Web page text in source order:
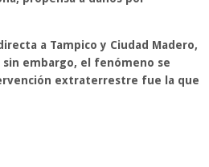
a Tampico y Ciudad Madero,
embargo, el fenómeno se
extraterrestre fue la que